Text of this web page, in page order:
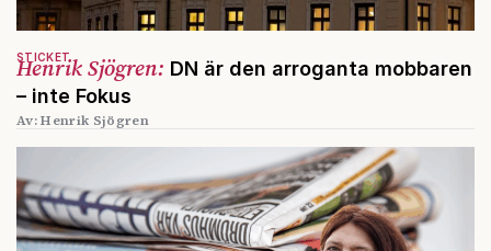
Henrik Sjögren: DN är den arroganta mobbaren
– inte Fokus
STICKET
Av: Henrik Sjögren